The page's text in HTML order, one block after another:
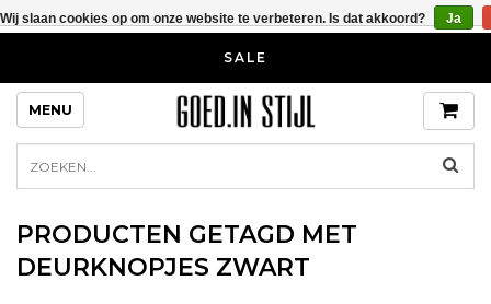
SALE
MENU
PRODUCTEN GETAGD MET
DEURKNOPJES ZWART
Wij slaan cookies op om onze website te verbeteren. Is dat akkoord? Ja